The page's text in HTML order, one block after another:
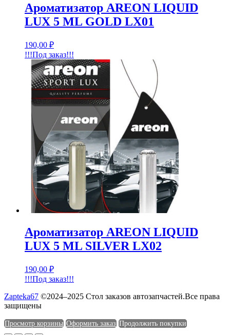
Ароматизатор AREON LIQUID
LUX 5 ML GOLD LX01
190,00 ₽
!!!Под заказ!!!
Ароматизатор AREON LIQUID
LUX 5 ML SILVER LX02
190,00 ₽
!!!Под заказ!!!
Zapteka67 ©2024–2025 Стол заказов автозапчастей.Все права
защищены
Просмотр корзины Оформить заказ Продолжить покупки